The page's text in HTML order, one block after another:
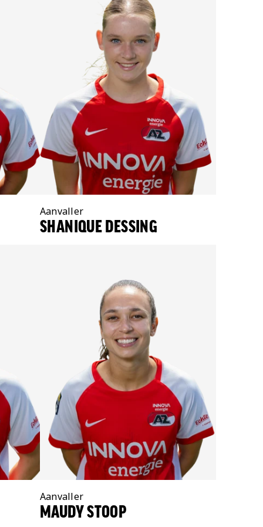
Positie:
Aanvaller
SHANIQUE DESSING
Positie:
Aanvaller
MAUDY STOOP